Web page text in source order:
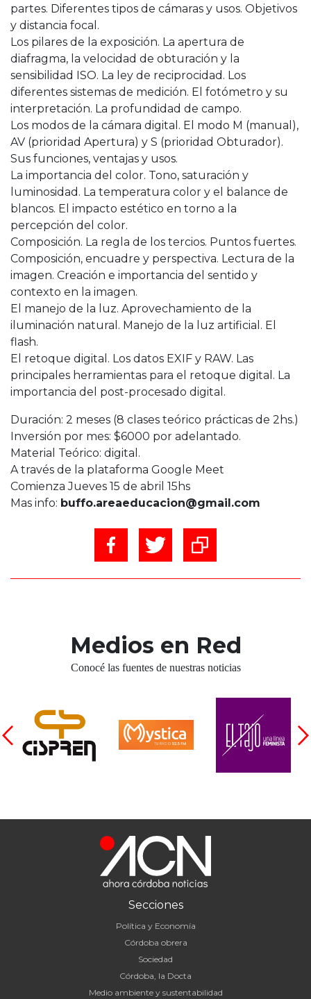
partes. Diferentes tipos de cámaras y usos. Objetivos
y distancia focal.
Los pilares de la exposición. La apertura de
diafragma, la velocidad de obturación y la
sensibilidad ISO. La ley de reciprocidad. Los
diferentes sistemas de medición. El fotómetro y su
interpretación. La profundidad de campo.
Los modos de la cámara digital. El modo M (manual),
AV (prioridad Apertura) y S (prioridad Obturador).
Sus funciones, ventajas y usos.
La importancia del color. Tono, saturación y
luminosidad. La temperatura color y el balance de
blancos. El impacto estético en torno a la
percepción del color.
Composición. La regla de los tercios. Puntos fuertes.
Composición, encuadre y perspectiva. Lectura de la
imagen. Creación e importancia del sentido y
contexto en la imagen.
El manejo de la luz. Aprovechamiento de la
iluminación natural. Manejo de la luz artificial. El
flash.
El retoque digital. Los datos EXIF y RAW. Las
principales herramientas para el retoque digital. La
importancia del post-procesado digital.
Duración: 2 meses (8 clases teórico prácticas de 2hs.)
Inversión por mes: $6000 por adelantado.
Material Teórico: digital.
A través de la plataforma Google Meet
Comienza Jueves 15 de abril 15hs
Mas info: buffo.areaeducacion@gmail.com
Medios en Red
Conocé las fuentes de nuestras noticias
Secciones
Política y Economía
Córdoba obrera
Sociedad
Córdoba, la Docta
Medio ambiente y sustentabilidad